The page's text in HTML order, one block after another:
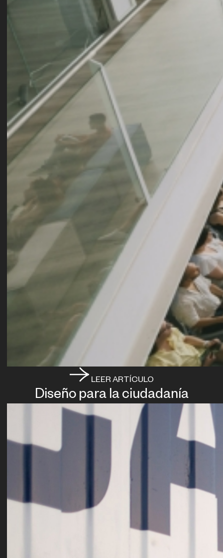
LEER ARTÍCULO
Diseño para la ciudadanía